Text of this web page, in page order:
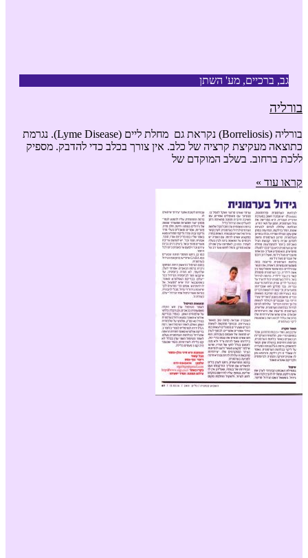
גב, ברכיים, מע' השתן
בורליה
בורליה (Borreliosis) נקראת גם מחלת ליים (Lyme Disease). נגרמת
כתוצאה מעקיצת קרציה של כלב. אין צורך בכלב כדי להדבק. מספיק
ללכת ברחוב. בשלב המוקדם של
קראו עוד »